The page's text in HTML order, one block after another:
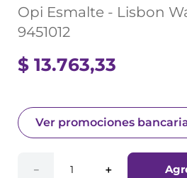
Opi Esmalte - Lisbon
9451012
$ 13.763,33
Ver promociones
＋
－